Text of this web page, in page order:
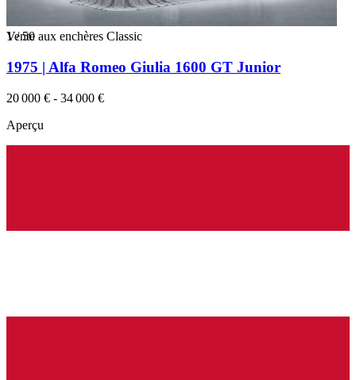
1/50
Vente aux enchères Classic
1975 | Alfa Romeo Giulia 1600 GT Junior
20 000 € - 34 000 €
Aperçu